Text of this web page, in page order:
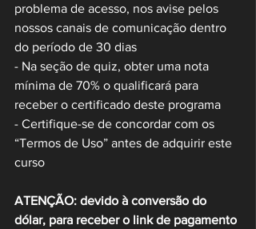
problema de acesso, nos avise pelos
nossos canais de comunicação dentro
do período de 30 dias
- Na seção de quiz, obter uma nota
mínima de 70% o qualificará para
receber o certificado deste programa
- Certifique-se de concordar com os
“Termos de Uso” antes de adquirir este
curso
ATENÇÃO: devido à conversão do
dólar, para receber o link de pagamento